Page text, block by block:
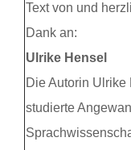
Text von und
Dank an:
Ulrike Hensel
Die Autorin Ulrike
studierte